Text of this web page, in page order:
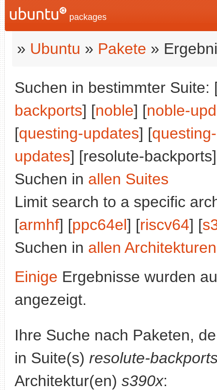
packages
» Ubuntu » Pakete »
Suchen in bestimmter Suite:
backports] [noble] [noble-
[questing-updates] [
updates] [resolute-
Suchen in allen Suites
Limit search to a specific
[armhf] [ppc64el] [riscv64] [
Suchen in allen Architekturen
Einige Ergebnisse wurden
angezeigt.
Ihre Suche nach Paketen,
in Suite(s) resolute-
Architektur(en) s390x: